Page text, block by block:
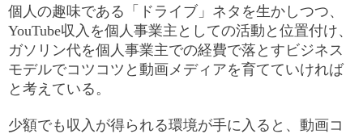
個人の趣味である「ドライブ」ネタを生かしつつ、
YouTube収入を個人事業主としての活動と位置付け、
ガソリン代を個人事業主での経費で落とすビジネス
モデルでコツコツと動画メディアを育てていければ
と考えている。
少額でも収入が得られる環境が手に入ると、動画コ